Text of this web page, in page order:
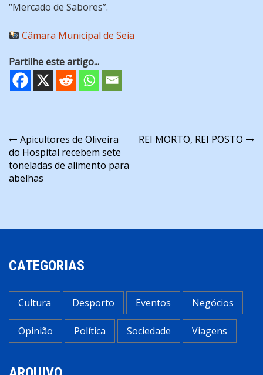
“Mercado de Sabores”.
Câmara Municipal de Seia
Partilhe este artigo...
Navegação
de
artigos
Apicultores de Oliveira
do Hospital recebem sete
toneladas de alimento para
abelhas
REI MORTO, REI POSTO
CATEGORIAS
Cultura Desporto Eventos Negócios
Opinião Política Sociedade Viagens